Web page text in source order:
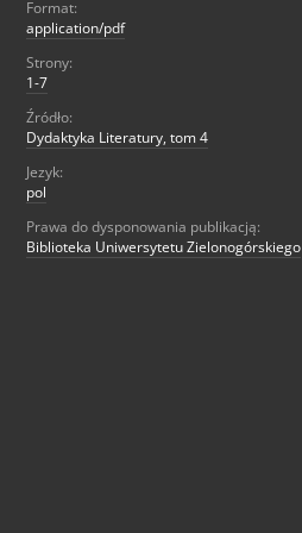
Format:
application/pdf
Strony:
1-7
Źródło:
Dydaktyka Literatury, tom 4
Jezyk:
pol
Prawa do dysponowania publikacją:
Biblioteka Uniwersytetu Zielonogórskiego